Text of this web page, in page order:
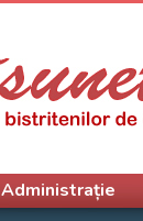
Administrație